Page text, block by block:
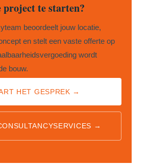
te starten?
beoordeelt jouw locatie,
en stelt een vaste offerte op
wordt
bouw.
HET GESPREK →
→